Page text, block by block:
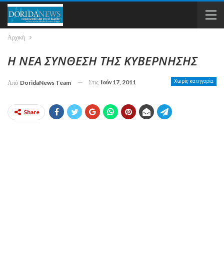
Αρχική
Η ΝΕΑ ΣΥΝΘΕΣΗ ΤΗΣ ΚΥΒΕΡΝΗΣΗΣ
Χωρίς κατηγορία
Από DoridaNews Team Στις Ιούν 17, 2011
Share